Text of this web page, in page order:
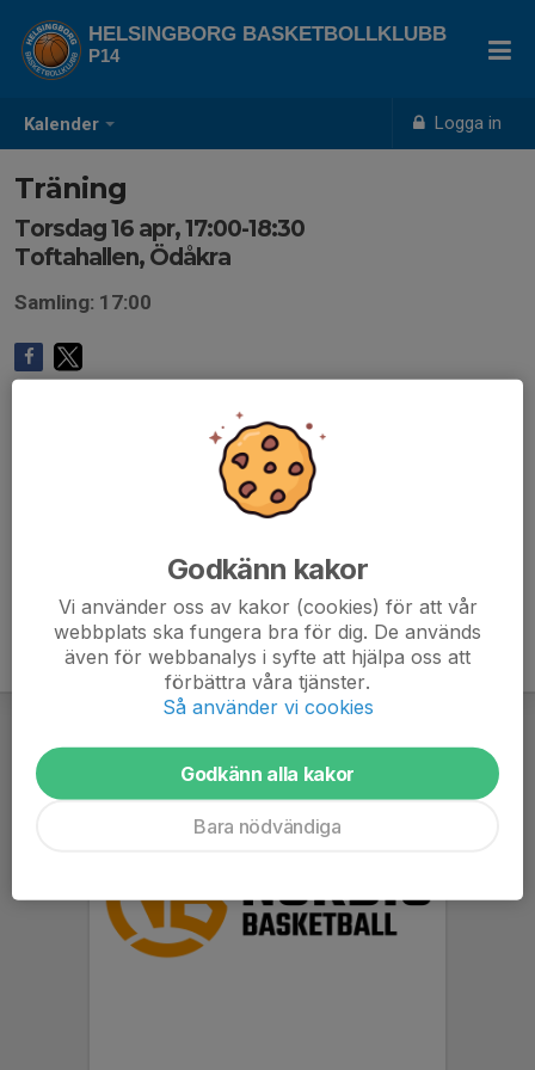
Kalender Logga in
HELSINGBORG BASKETBOLLKLUBB
P14
Träning
Torsdag 16 apr, 17:00-18:30
Toftahallen, Ödåkra
Samling: 17:00
Godkänn kakor
Vi använder oss av kakor (cookies) för att vår
webbplats ska fungera bra för dig. De används
även för webbanalys i syfte att hjälpa oss att
förbättra våra tjänster.
Så använder vi cookies
Godkänn alla kakor
Bara nödvändiga